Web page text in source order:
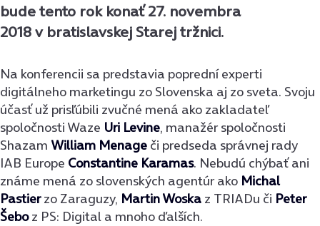
bude tento rok konať 27. novembra
2018 v bratislavskej Starej tržnici.
Na konferencii sa predstavia poprední experti
digitálneho marketingu zo Slovenska aj zo sveta. Svoju
účasť už prisľúbili zvučné mená ako zakladateľ
spoločnosti Waze Uri Levine, manažér spoločnosti
Shazam William Menage či predseda správnej rady
IAB Europe Constantine Karamas. Nebudú chýbať ani
známe mená zo slovenských agentúr ako Michal
Pastierzo Zaraguzy, Martin Woska z TRIADu či Peter
Šeboz PS: Digital a mnoho ďalších.